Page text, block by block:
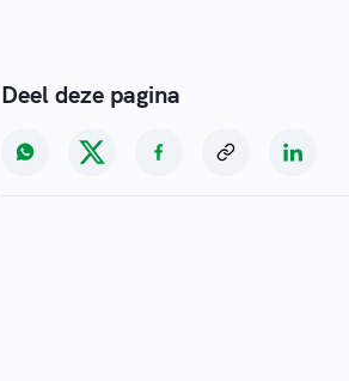
Deel deze pagina